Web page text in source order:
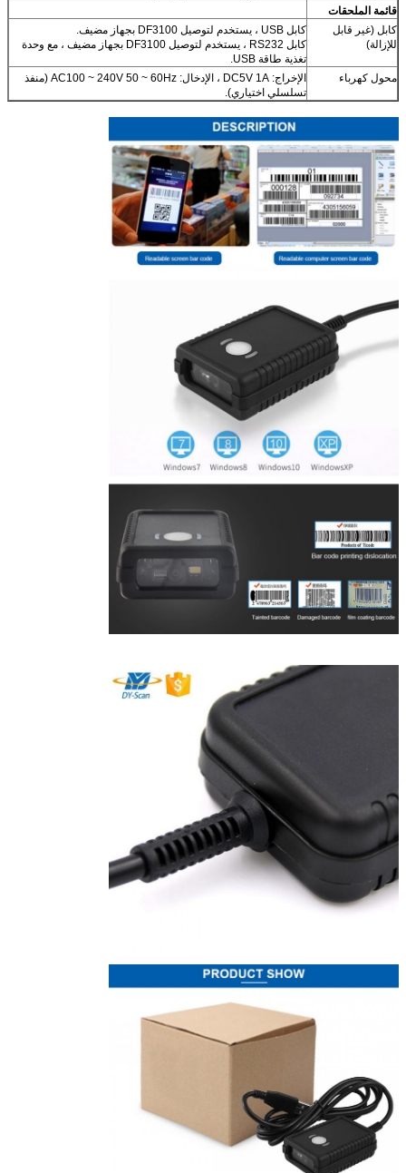
قائمة الملحقات
كابل (غير قابل
للإزالة)
كابل USB ، يستخدم لتوصيل DF3100 بجهاز مضيف.
كابل RS232 ، يستخدم لتوصيل DF3100 بجهاز مضيف ، مع وحدة
تغذية طاقة USB.
محول كهرباء
الإخراج: DC5V 1A ، الإدخال: AC100 ~ 240V 50 ~ 60Hz (منفذ
تسلسلي اختياري).